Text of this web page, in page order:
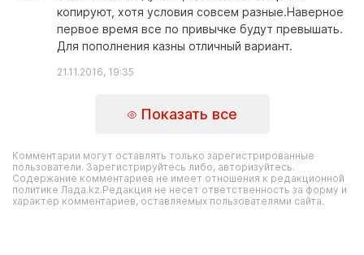
копируют, хотя условия совсем разные.Наверное
первое время все по привычке будут превышать.
Для пополнения казны отличный вариант.
21.11.2016, 19:35
Показать все
Комментарии могут оставлять только зарегистрированные
пользователи. Зарегистрируйтесь либо, авторизуйтесь.
Содержание комментариев не имеет отношения к редакционной
политике Лада.kz.Редакция не несет ответственность за форму и
характер комментариев, оставляемых пользователями сайта.